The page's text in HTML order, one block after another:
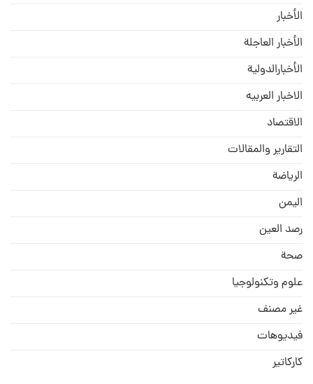
الأخبار
الأخبار العاجلة
الأخبارالدولية
الاخبار العربيه
الاقتصاد
التقارير والمقالات
الریاضة
الیمن
رصد العین
صحة
علوم وتكنولوجيا
غير مصنف
فيديوهات
كاركاتير